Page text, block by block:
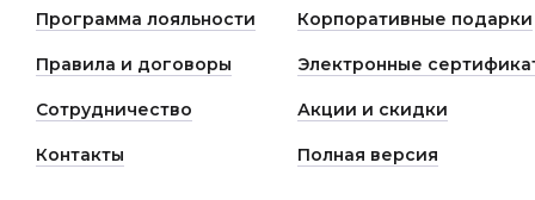
Программа лояльности Корпоративные подарки
Правила и договоры Электронные
Сотрудничество Акции и скидки
Контакты Полная версия